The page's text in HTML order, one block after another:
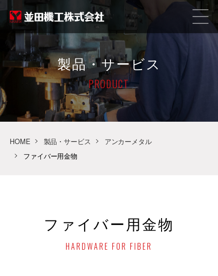
製品・サービス
PRODUCT
HOME 製品・サービス
アンカーメタル
ファイバー用金物
ファイバー用金物
HARDWARE FOR FIBER